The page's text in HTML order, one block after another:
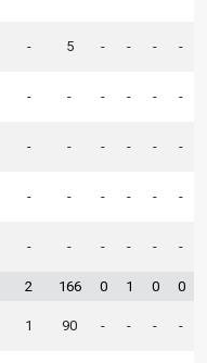
- 5 - - - -
- - - - - -
- - - - - -
- - - - - -
- - - - - -
2 166 0 1 0 0
1 90 - - - -